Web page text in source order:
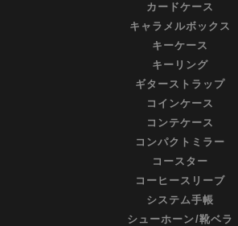
カードケース
キャラメルボックス
キーケース
キーリング
ギターストラップ
コインケース
コンテケース
コンパクトミラー
コースター
コーヒースリーブ
システム手帳
シューホーン/靴ベラ